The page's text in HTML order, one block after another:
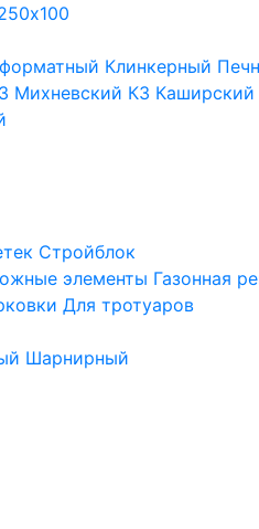
Клинкерный
Михневский КЗ Каширский
Стройблок
элементы Газонная
Для тротуаров
Шарнирный